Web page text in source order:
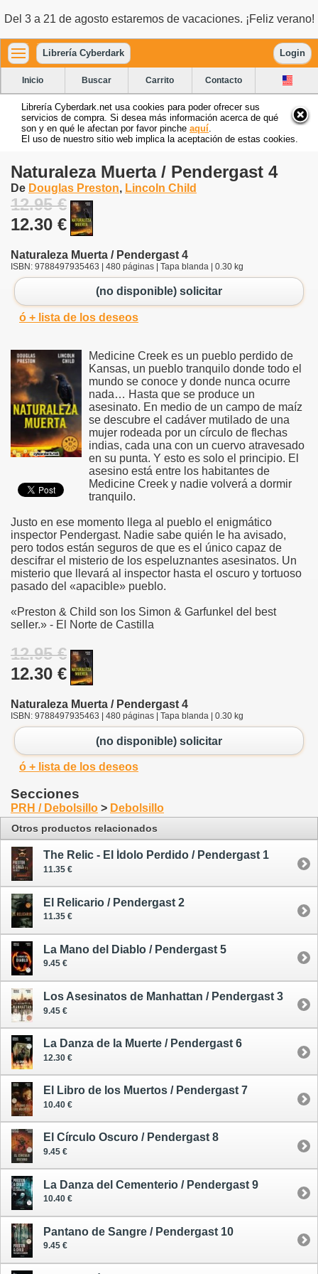
Del 3 a 21 de agosto estaremos de vacaciones. ¡Feliz verano!
Librería Cyberdark Login
Inicio Buscar Carrito Contacto
Librería Cyberdark.net usa cookies para poder ofrecer sus
servicios de compra. Si desea más información acerca de qué
son y en qué le afectan por favor pinche aquí
El uso de nuestro sitio web implica la aceptación de estas cookies.
Naturaleza Muerta / Pendergast 4
De Douglas Preston, Lincoln Child
12.95 €
12.30 €
Naturaleza Muerta / Pendergast 4
ISBN: 9788497935463 | 480 páginas | Tapa blanda | 0.30 kg
(no disponible) solicitar
ó + lista de los deseos
Medicine Creek es un pueblo perdido de
Kansas, un pueblo tranquilo donde todo el
mundo se conoce y donde nunca ocurre
nada… Hasta que se produce un
asesinato. En medio de un campo de maíz
se descubre el cadáver mutilado de una
mujer rodeada por un círculo de flechas
indias, cada una con un cuervo atravesado
en su punta. Y esto es solo el principio. El
asesino está entre los habitantes de
Medicine Creek y nadie volverá a dormir
tranquilo.
Justo en ese momento llega al pueblo el enigmático
inspector Pendergast. Nadie sabe quién le ha avisado,
pero todos están seguros de que es el único capaz de
descifrar el misterio de los espeluznantes asesinatos. Un
misterio que llevará al inspector hasta el oscuro y tortuoso
pasado del «apacible» pueblo.
«Preston & Child son los Simon & Garfunkel del best
seller.» - El Norte de Castilla
12.95 €
12.30 €
Naturaleza Muerta / Pendergast 4
ISBN: 9788497935463 | 480 páginas | Tapa blanda | 0.30 kg
(no disponible) solicitar
ó + lista de los deseos
Secciones
PRH / Debolsillo > Debolsillo
Otros productos relacionados
The Relic - El Ídolo Perdido / Pendergast 1
11.35 €
El Relicario / Pendergast 2
11.35 €
La Mano del Diablo / Pendergast 5
9.45 €
Los Asesinatos de Manhattan / Pendergast 3
9.45 €
La Danza de la Muerte / Pendergast 6
12.30 €
El Libro de los Muertos / Pendergast 7
10.40 €
El Círculo Oscuro / Pendergast 8
9.45 €
La Danza del Cementerio / Pendergast 9
10.40 €
Pantano de Sangre / Pendergast 10
9.45 €